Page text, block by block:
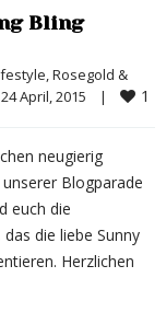
Bling
, Rosegold &
24 April, 2015 | 1
neugierig
Blogparade
euch die
die liebe Sunny
Herzlichen